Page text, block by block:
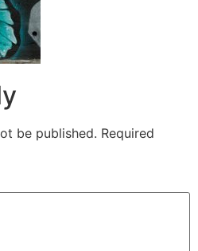
be published. Required